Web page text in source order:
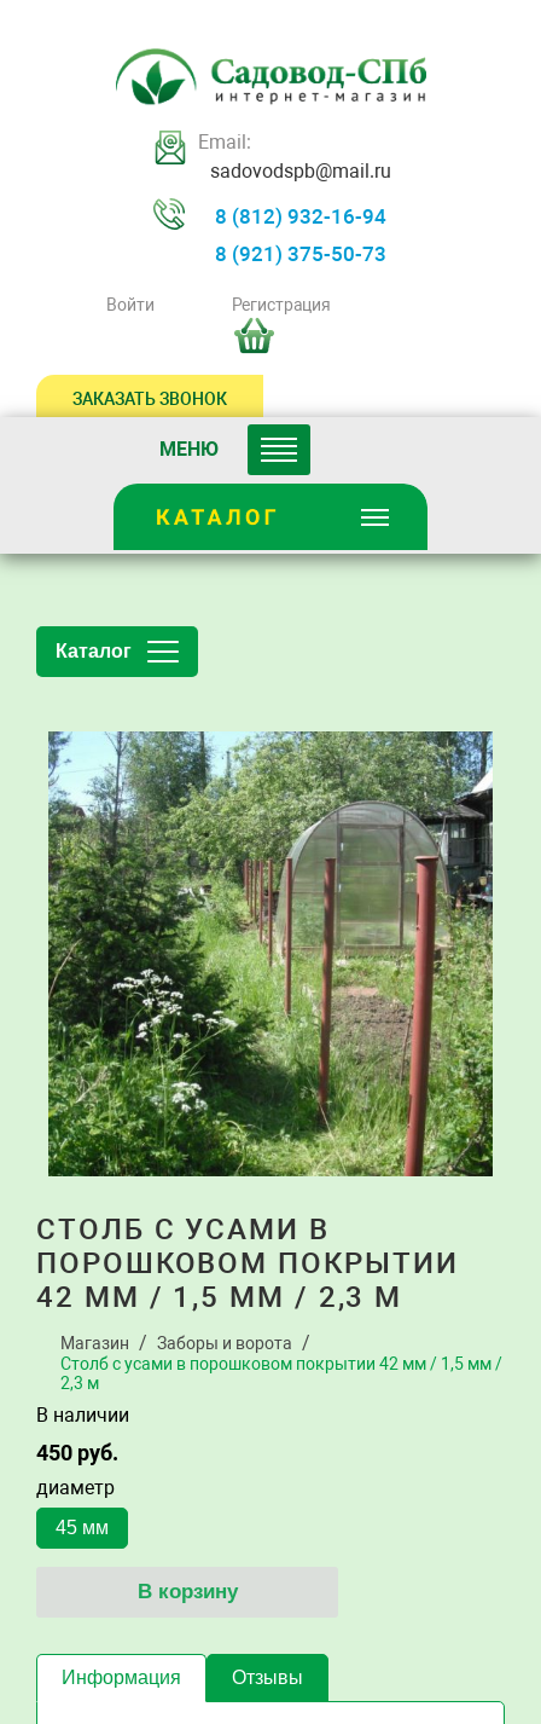
Email:
sadovodspb@mail.ru
8 (812) 932-16-94
8 (921) 375-50-73
Войти Регистрация
ЗАКАЗАТЬ ЗВОНОК
МЕНЮ
Каталог
СТОЛБ С УСАМИ В
ПОРОШКОВОМ ПОКРЫТИИ
42 ММ / 1,5 ММ / 2,3 М
Магазин
Заборы и ворота
Столб с усами в порошковом покрытии 42 мм / 1,5 мм /
2,3 м
В наличии
450 руб.
диаметр
45 мм
В корзину
Информация Отзывы